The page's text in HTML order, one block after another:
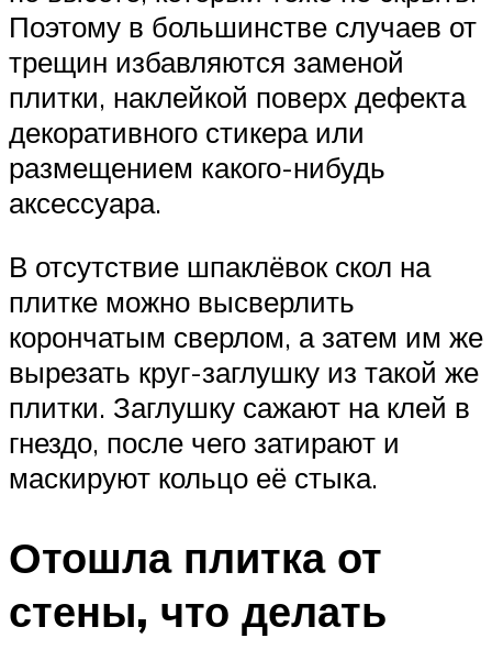
Поэтому в большинстве случаев от
трещин избавляются заменой
плитки, наклейкой поверх дефекта
декоративного стикера или
размещением какого-нибудь
аксессуара.
В отсутствие шпаклёвок скол на
плитке можно высверлить
корончатым сверлом, а затем им же
вырезать круг-заглушку из такой же
плитки. Заглушку сажают на клей в
гнездо, после чего затирают и
маскируют кольцо её стыка.
Отошла плитка от
стены, что делать